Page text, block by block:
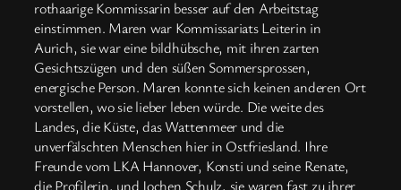
rothaarige Kommissarin besser auf den Arbeitstag
einstimmen. Maren war Kommissariats Leiterin in
Aurich, sie war eine bildhübsche, mit ihren zarten
Gesichtszügen und den süßen Sommersprossen,
energische Person. Maren konnte sich keinen anderen Ort
vorstellen, wo sie lieber leben würde. Die weite des
Landes, die Küste, das Wattenmeer und die
unverfälschten Menschen hier in Ostfriesland. Ihre
Freunde vom LKA Hannover, Konsti und seine Renate,
die Profilerin, und Jochen Schulz, sie waren fast zu ihrer